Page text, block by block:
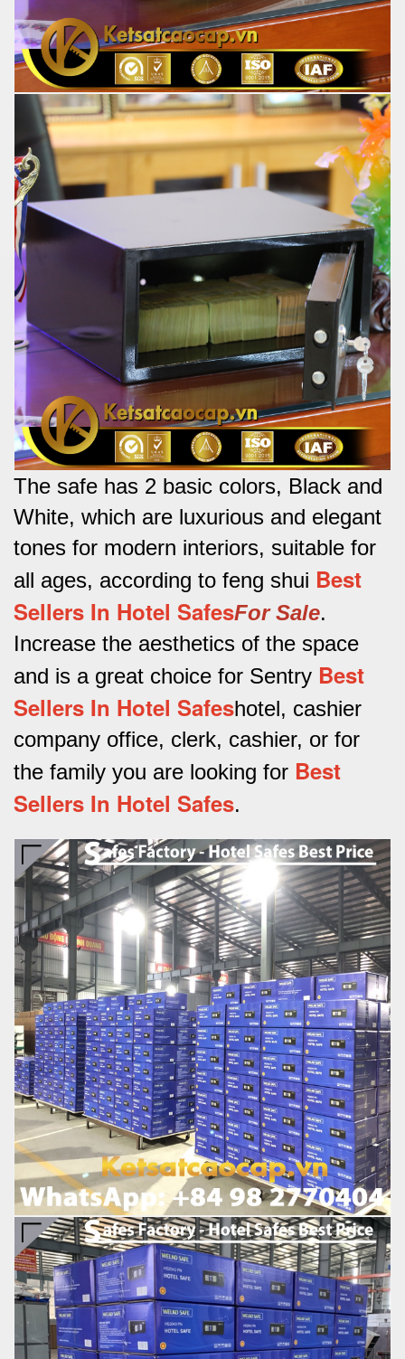
The safe has 2 basic colors, Black and
White, which are luxurious and elegant
tones for modern interiors, suitable for
all ages, according to feng shui Best
Sellers In Hotel SafesFor Sale.
Increase the aesthetics of the space
and is a great choice for Sentry Best
Sellers In Hotel Safeshotel, cashier
company office, clerk, cashier, or for
the family you are looking for Best
Sellers In Hotel Safes.